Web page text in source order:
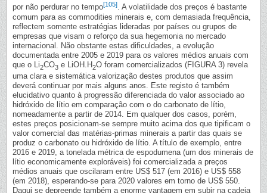
por não perdurar no tempo[105]. A volatilidade dos preços é bastante
comum para as commodities minerais e, com demasiada frequência,
reflectem somente estratégias lideradas por países ou grupos de
empresas que visam o reforço da sua hegemonia no mercado
internacional. Não obstante estas dificuldades, a evolução
documentada entre 2005 e 2019 para os valores médios anuais com
que o Li2CO3 e LiOH.H2O foram comercializados (FIGURA 3) revela
uma clara e sistemática valorização destes produtos que assim
deverá continuar por mais alguns anos. Este registo é também
elucidativo quanto à progressão diferenciada do valor associado ao
hidróxido de lítio em comparação com o do carbonato de lítio,
nomeadamente a partir de 2014. Em qualquer dos casos, porém,
estes preços posicionam-se sempre muito acima dos que tipificam o
valor comercial das matérias-primas minerais a partir das quais se
produz o carbonato ou hidróxido de lítio. A título de exemplo, entre
2016 e 2019, a tonelada métrica de espodumena (um dos minerais de
lítio economicamente exploráveis) foi comercializada a preços
médios anuais que oscilaram entre US$ 517 (em 2016) e US$ 558
(em 2018), esperando-se para 2020 valores em torno de US$ 550.
Daqui se depreende também a enorme vantagem em subir na cadeia